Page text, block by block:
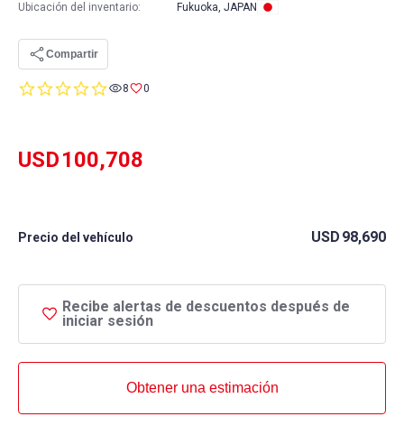
0.08 0
USD100,708
Precio del vehículo USD 98,690
Recibe alertas de descuentos después de
iniciar sesión
Obtener una estimación
Ubicación del inventario: Fukuoka, JAPAN
Compartir